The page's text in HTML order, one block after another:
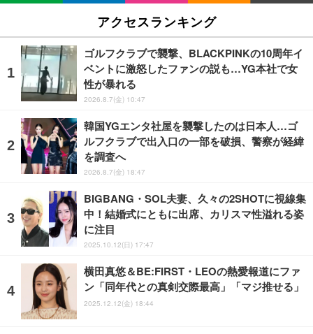
アクセスランキング
ゴルフクラブで襲撃、BLACKPINKの10周年イ
ベントに激怒したファンの説も…YG本社で女
性が暴れる
2026.8.7(金) 10:47
韓国YGエンタ社屋を襲撃したのは日本人…ゴ
ルフクラブで出入口の一部を破損、警察が経緯
を調査へ
2026.8.7(金) 18:47
BIGBANG・SOL夫妻、久々の2SHOTに視線集
中！結婚式にともに出席、カリスマ性溢れる姿
に注目
2025.10.12(日) 17:47
横田真悠＆BE:FIRST・LEOの熱愛報道にファ
ン「同年代との真剣交際最高」「マジ推せる」
2025.12.12(金) 18:44